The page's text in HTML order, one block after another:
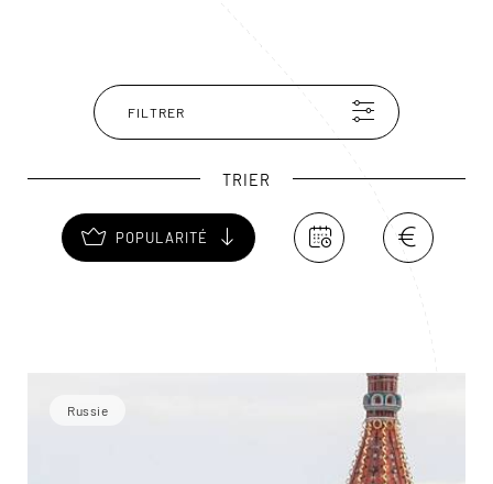
médiévale russe, ainsi qu'un certain nombre d'icônes de
grande qualité. À visiter avec un guide !
FILTRER
TRIER
POPULARITÉ
Russie